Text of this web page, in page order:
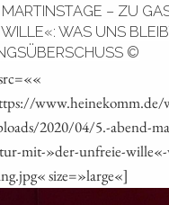
– ZU
WAS UNS
©
www.heinekomm.de/
2020/04/5.-abend-
mit-»der-unfreie-wille«-
size=»large«]